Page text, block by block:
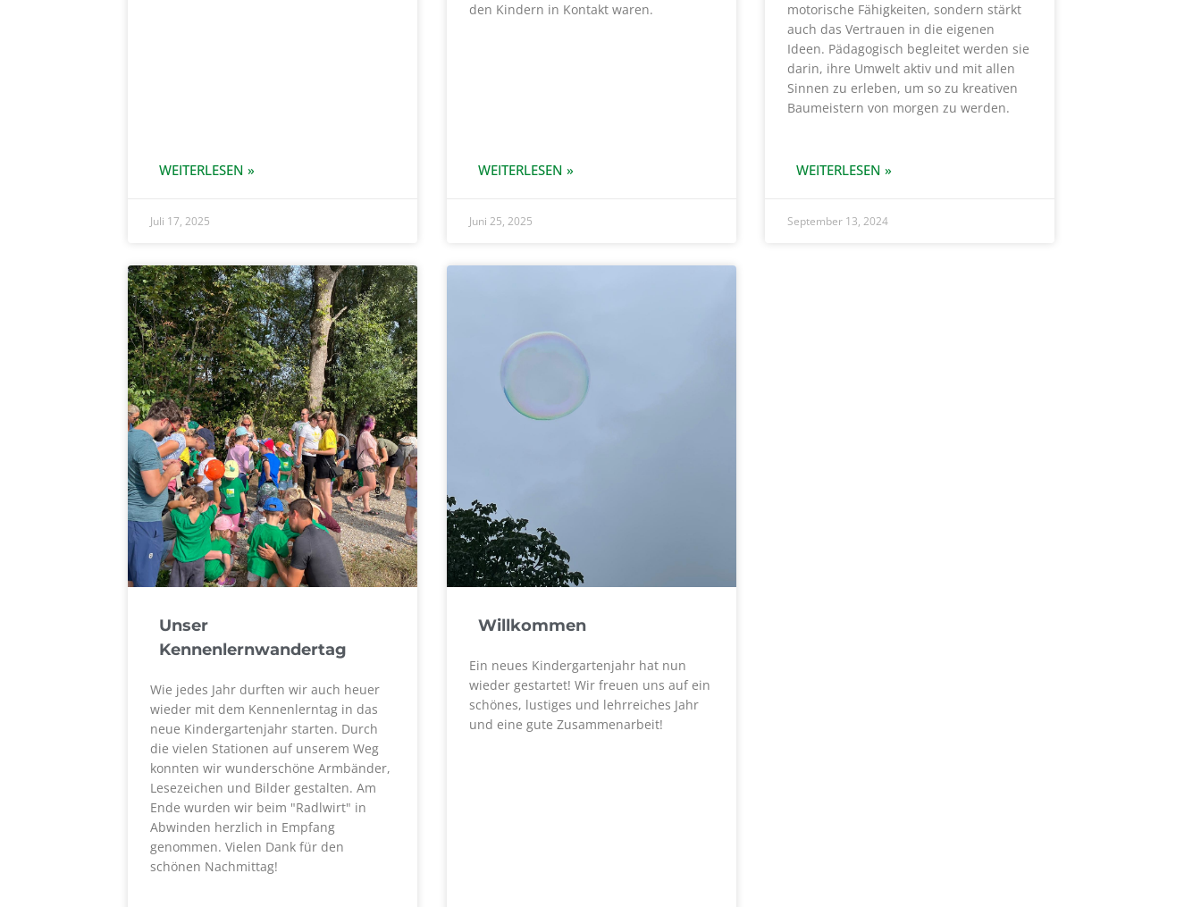
WEITERLESEN »
Juli 17, 2025
den Kindern in Kontakt waren.
WEITERLESEN »
Juni 25, 2025
motorische Fähigkeiten, sondern stärkt
auch das Vertrauen in die eigenen
Ideen. Pädagogisch begleitet werden sie
darin, ihre Umwelt aktiv und mit allen
Sinnen zu erleben, um so zu kreativen
Baumeistern von morgen zu werden.
WEITERLESEN »
September 13, 2024
Unser
Kennenlernwandertag
Wie jedes Jahr durften wir auch heuer
wieder mit dem Kennenlerntag in das
neue Kindergartenjahr starten. Durch
die vielen Stationen auf unserem Weg
konnten wir wunderschöne Armbänder,
Lesezeichen und Bilder gestalten. Am
Ende wurden wir beim "Radlwirt" in
Abwinden herzlich in Empfang
genommen. Vielen Dank für den
schönen Nachmittag!
Willkommen
Ein neues Kindergartenjahr hat nun
wieder gestartet! Wir freuen uns auf ein
schönes, lustiges und lehrreiches Jahr
und eine gute Zusammenarbeit!